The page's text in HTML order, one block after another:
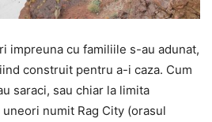
impreuna cu familiile s-au adunat,
construit pentru a-i caza. Cum
saraci, sau chiar la limita
numit Rag City (orasul